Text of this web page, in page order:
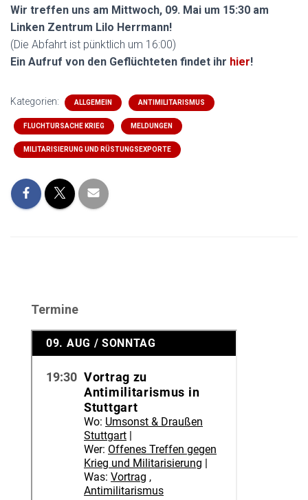
Wir treffen uns am Mittwoch, 09. Mai um 15:30 am
Linken Zentrum Lilo Herrmann!
(Die Abfahrt ist pünktlich um 16:00)
Ein Aufruf von den Geflüchteten findet ihr hier!
Kategorien: ALLGEMEIN ANTIMILITARISMUS
FLUCHTURSACHE KRIEG MELDUNGEN
MILITARISIERUNG UND RÜSTUNGSEXPORTE
Termine